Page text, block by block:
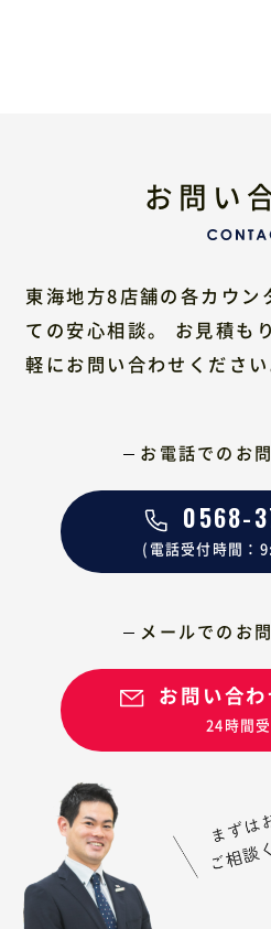
お問い
東海地方8店舗の各カウン
ての安心相談。
お見積も
軽にお問い合わせください
お電話でのお
0568-
(電話受付時間：
メールでのお
お問い合
24時間